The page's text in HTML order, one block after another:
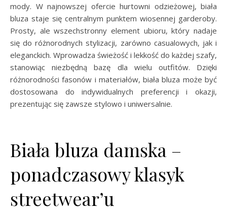
mody. W najnowszej ofercie hurtowni odzieżowej, biała
bluza staje się centralnym punktem wiosennej garderoby.
Prosty, ale wszechstronny element ubioru, który nadaje
się do różnorodnych stylizacji, zarówno casualowych, jak i
eleganckich. Wprowadza świeżość i lekkość do każdej szafy,
stanowiąc niezbędną bazę dla wielu outfitów. Dzięki
różnorodności fasonów i materiałów, biała bluza może być
dostosowana do indywidualnych preferencji i okazji,
prezentując się zawsze stylowo i uniwersalnie.
Biała bluza damska –
ponadczasowy klasyk
streetwear’u